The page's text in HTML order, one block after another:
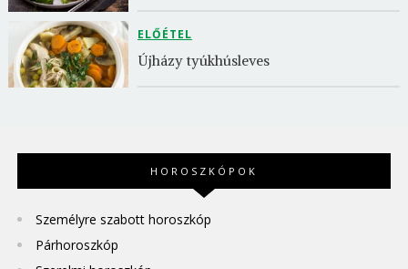
ELŐÉTEL
Újházy tyúkhúsleves
HOROSZKÓPOK
Személyre szabott horoszkóp
Párhoroszkóp